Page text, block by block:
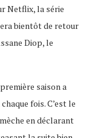
Netflix, la série
bientôt de retour
Diop, le
saison a
fois. C’est le
en déclarant